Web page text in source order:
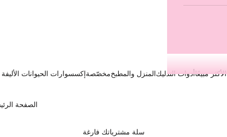
الأكثر مبيعًاأدوات التدليكالمنزل والمطبخمخصّصةإكسسوارات الحيوانات الأليفة
الصفحة
سلة مشترياتك فارغة